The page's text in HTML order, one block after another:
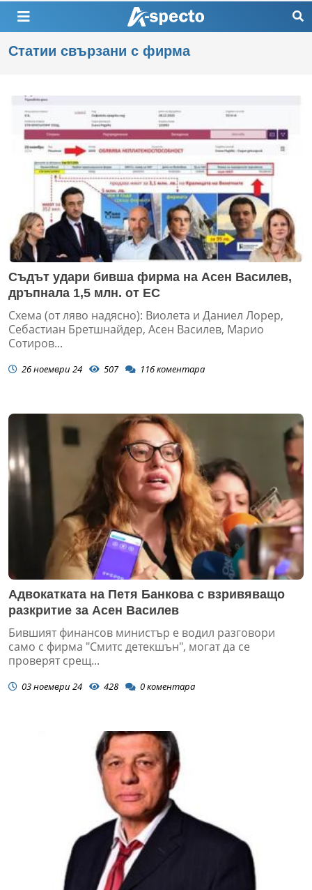
Статии свързани с фирма
Съдът удари бивша фирма на Асен Василев,
дръпнала 1,5 млн. от ЕС
Схема (от ляво надясно): Виолета и Даниел Лорер,
Себастиан Бретшнайдер, Асен Василев, Марио
Сотиров...
26 ноември 24 507 116коментара
Адвокатката на Петя Банкова с взривяващо
разкритие за Асен Василев
Бившият финансов министър е водил разговори
само с фирма "Смитс детекшън", могат да се
проверят срещ...
03 ноември 24 428 0коментара